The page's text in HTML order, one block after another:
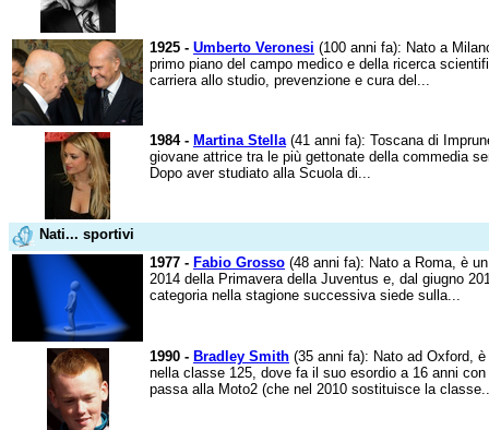
1925 - Umberto Veronesi (100 anni fa): Nato a
primo piano del campo medico e della ricerca
carriera allo studio, prevenzione e cura del...
1984 - Martina Stella(41 anni fa): Toscana di
giovane attrice tra le più gettonate della commedia
Dopo aver studiato alla Scuola di...
Nati... sportivi
1977 - Fabio Grosso (48 anni fa): Nato a Roma, è
2014 della Primavera della Juventus e, dal giugno
categoria nella stagione successiva siede sulla...
1990 - Bradley Smith (35 anni fa): Nato ad Oxford,
nella classe 125, dove fa il suo esordio a 16 anni
passa alla Moto2 (che nel 2010 sostituisce la